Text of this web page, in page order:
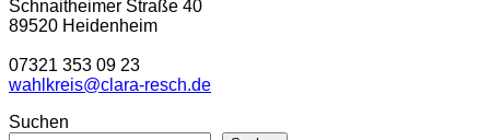
Schnaitheimer Straße 40
89520 Heidenheim
07321 353 09 23
wahlkreis@clara-resch.de
Suchen